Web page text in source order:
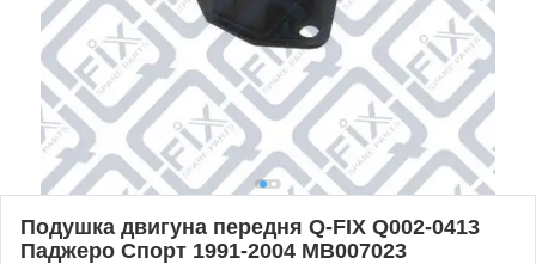
Подушка двигуна передня Q-FIX Q002-0413
Паджеро Спорт 1991-2004 MB007023